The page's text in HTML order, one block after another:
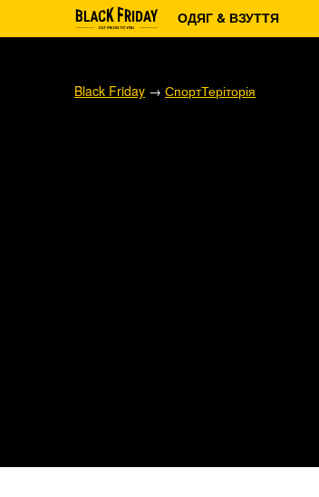
ОДЯГ & ВЗУТТЯ
Black Friday → СпортТеріторія